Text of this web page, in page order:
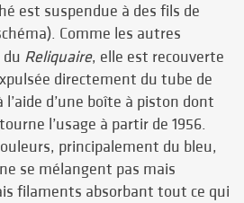
est suspendue à des fils de
Comme les autres
Reliquaire, elle est recouverte
directement du tube de
d’une boîte à piston dont
l’usage à partir de 1956.
principalement du bleu,
se mélangent pas mais
filaments absorbant tout ce qui